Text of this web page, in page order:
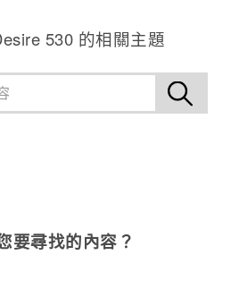
530 的相關主題
要尋找的內容？